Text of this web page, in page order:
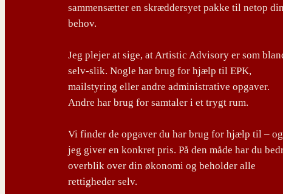
sammensætter en skræddersyet pakke til netop
behov.
Jeg plejer at sige, at Artistic Advisory er som
selv-slik. Nogle har brug for hjælp til EPK,
mailstyring eller andre administrative opgaver.
Andre har brug for samtaler i et trygt rum.
Vi finder de opgaver du har brug for hjælp til – og
jeg giver en konkret pris. På den måde har du
overblik over din økonomi og beholder alle
rettigheder selv.